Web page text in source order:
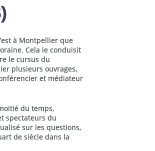
à Montpellier que
Cela le conduisit
le cursus du
plusieurs ouvrages,
et médiateur
du temps,
spectateurs du
sur les questions,
de siècle dans la